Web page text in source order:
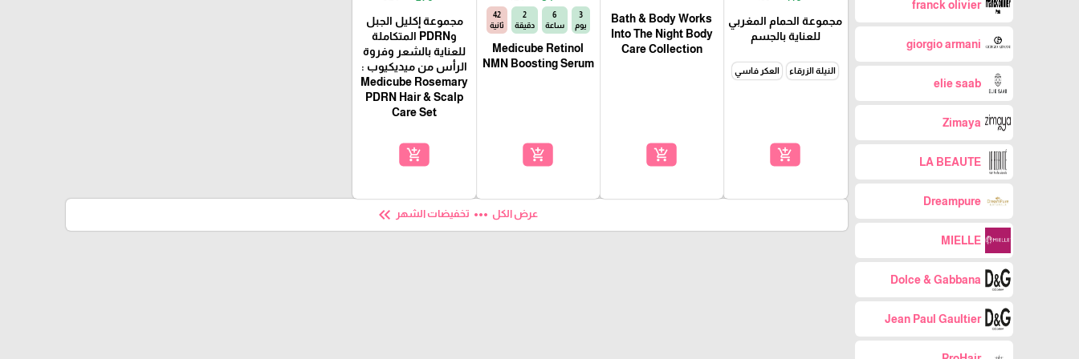
franck olivier
giorgio armani
elie saab
Zimaya
LA BEAUTE
Dreampure
MIELLE
Dolce & Gabbana
Jean Paul Gaultier
مجموعة الحمام المغربي
للعناية بالجسم
النيلة الزرقاء العكر فاسي
add_shopping_cart
Bath & Body Works
Into The Night Body
Care Collection
add_shopping_cart
3
يوم
6
ساعة
2
دقيقة
41
ثانية
Medicube Retinol
NMN Boosting Serum
add_shopping_cart
مجموعة إكليل الجبل
وPDRN المتكاملة
للعناية بالشعر وفروة
الرأس من ميديكيوب :
Medicube Rosemary
PDRN Hair & Scalp
Care Set
add_shopping_cart
عرض الكل more_horiz تخفيضات الشهر keyboard_double_arrow_left